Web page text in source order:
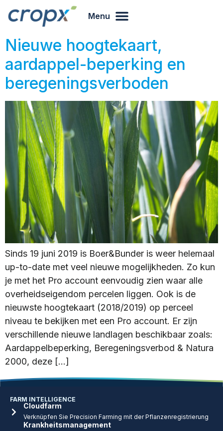
Menu
Nieuwe hoogtekaart,
aardappel-beperking en
beregeningsverboden
Sinds 19 juni 2019 is Boer&Bunder is weer helemaal
up-to-date met veel nieuwe mogelijkheden. Zo kun
je met het Pro account eenvoudig zien waar alle
overheidseigendom percelen liggen. Ook is de
nieuwste hoogtekaart (2018/2019) op perceel
niveau te bekijken met een Pro account. Er zijn
verschillende nieuwe landlagen beschikbaar zoals:
Aardappelbeperking, Beregeningsverbod & Natura
2000, deze […]
FARM INTELLIGENCE
Cloudfarm
Verknüpfen Sie Precision Farming mit der Pflanzenregistrierung
Krankheitsmanagement